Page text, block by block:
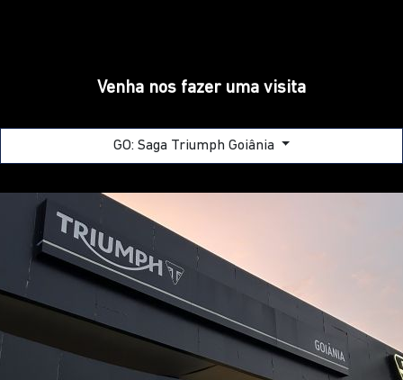
GO: SAGA TRIUMPH GOIÂNIA
Rodovia BR-153, Qd C-17, Lts 01/34 - Jardim Goiás -
Goiânia - Goiás
Como chegar